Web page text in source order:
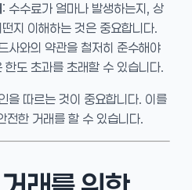
: 수수료가 얼마나 발생하는지, 상
지 이해하는 것은 중요합니다.
사와의 약관을 철저히 준수해야
한도 초과를 초래할 수 있습니다.
을 따르는 것이 중요합니다. 이를
전한 거래를 할 수 있습니다.